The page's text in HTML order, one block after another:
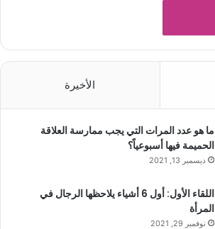
الأخيرة
ما هو عدد المرات التي يجب ممارسة العلاقة
الحميمة فيها أسبوعياً؟
ديسمبر 13, 2021
اللقاء الأول: أول 6 أشياء يلاحظها الرجال في
المرأة
نوفمبر 29, 2021